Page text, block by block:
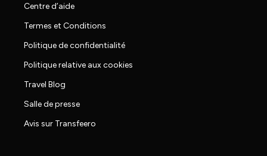
Centre d’aide
Termes et Conditions
Politique de confidentialité
Politique relative aux cookies
Travel Blog
Salle de presse
Avis sur Transfeero